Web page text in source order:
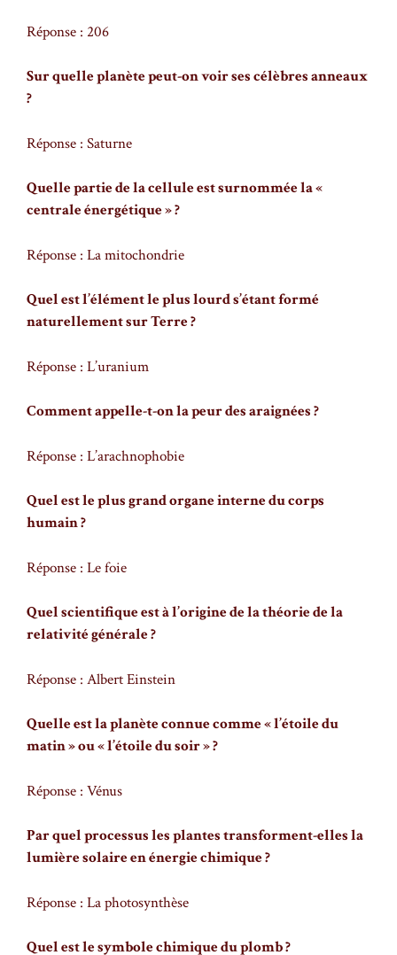
Réponse : 206
Sur quelle planète peut-on voir ses célèbres anneaux
?
Réponse : Saturne
Quelle partie de la cellule est surnommée la «
centrale énergétique » ?
Réponse : La mitochondrie
Quel est l’élément le plus lourd s’étant formé
naturellement sur Terre ?
Réponse : L’uranium
Comment appelle-t-on la peur des araignées ?
Réponse : L’arachnophobie
Quel est le plus grand organe interne du corps
humain ?
Réponse : Le foie
Quel scientifique est à l’origine de la théorie de la
relativité générale ?
Réponse : Albert Einstein
Quelle est la planète connue comme « l’étoile du
matin » ou « l’étoile du soir » ?
Réponse : Vénus
Par quel processus les plantes transforment-elles la
lumière solaire en énergie chimique ?
Réponse : La photosynthèse
Quel est le symbole chimique du plomb ?